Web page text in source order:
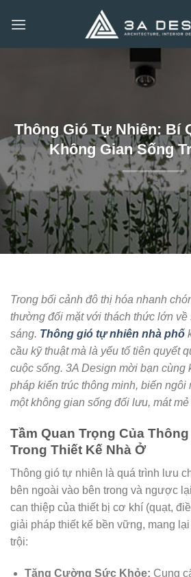
qua
Thông Gió Tự Nhiên: Bí
Không Gian Sống
Trong bối cảnh đô thị hóa nhanh
thường đối mặt với thách thức lớn về
sáng. Thông gió tự nhiên nhà phố
cầu kỹ thuật mà là yếu tố tiên quyết
cuộc sống. 3A Design mời bạn cùng
pháp kiến trúc thông minh, biến ngôi
một không gian sống đối lưu, mát mẻ
Tầm Quan Trọng Của
Trong Thiết Kế Nhà Ở
Thông gió tự nhiên là quá trình lưu
bên ngoài vào bên trong và ngược
can thiệp của thiết bị cơ khí (quạt,
giải pháp thiết kế bền vững, mang
trội:
Tăng Cường Sức Khỏe: Cung